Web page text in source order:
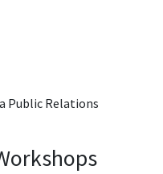
Public Relations